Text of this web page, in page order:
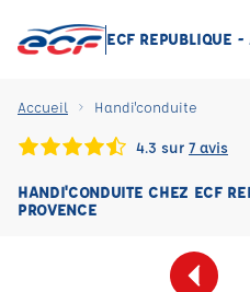
ECF
Accueil Handi'conduite
4.3 sur 7 avis
HANDI'CONDUITE CHEZ ECF
PROVENCE